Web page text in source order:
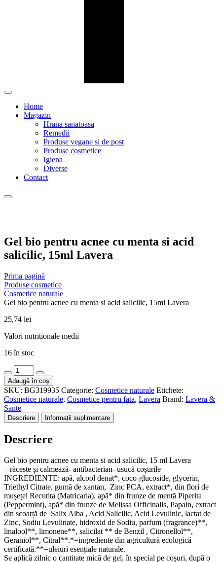
Home
Magazin
Hrana sanatoasa
Remedii
Produse vegane si de post
Produse cosmetice
Igiena
Diverse
Contact
Gel bio pentru acnee cu menta si acid
salicilic, 15ml Lavera
Prima pagină
Produse cosmetice
Cosmetice naturale
Gel bio pentru acnee cu menta si acid salicilic, 15ml Lavera
25,74 lei
Valori nutritionale medii
16 în stoc
Cantitate
Gel
bio
pentru
acnee
cu
menta
acid
15ml
Lavera
Adaugă în coș
SKU: BG319935 Categorie: Cosmetice naturale Etichete:
Cosmetice naturale, Cosmetice pentru fata, Lavera Brand: Lavera &
Sante
Descriere Informații suplimentare
Descriere
Gel bio pentru acnee cu menta si acid salicilic, 15 ml Lavera
– răceste și calmează- antibacterian- usucă coșurile
INGREDIENTE: apă, alcool denat*, coco-glucoside, glycerin,
Triethyl Citrate, gumă de xantan, Zinc PCA, extract*, din flori de
mușețel Recutita (Matricaria), apă* din frunze de mentă Piperita
(Peppermint), apă* din frunze de Melissa Officinalis, Papain, extract
din scoarță de Salix Alba , Acid Salicilic, Acid Levulinic, lactat de
Zinc, Sodiu Levulinate, hidroxid de Sodiu, parfum (fragrance)**,
linalool**, limonene**, salicilat ** de Benzil , Citronellol**,
Geraniol**, Citral**.*=ingrediente din agricultură ecologică
certificată.**=uleiuri esențiale naturale.
Se aplică zilnic o cantitate mică de gel, în special pe coșuri, după o